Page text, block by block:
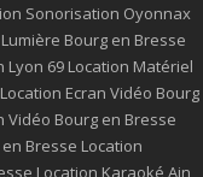
Sonorisation Oyonnax
Bourg en Bresse
Lyon 69 Location Matériel
Location Ecran Vidéo Bourg
Vidéo Bourg en Bresse
Bresse Location
Location Karaoké Ain